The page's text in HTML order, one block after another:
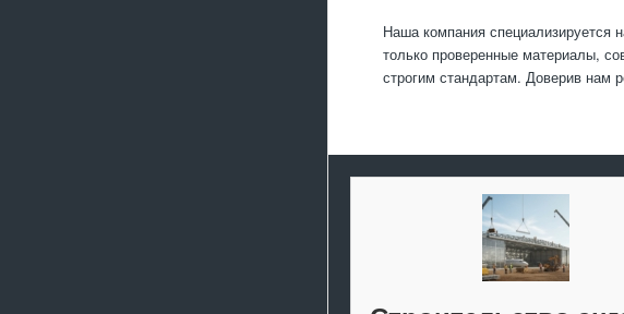
Наша компания специализируется
только проверенные материалы,
строгим стандартам. Доверив нам